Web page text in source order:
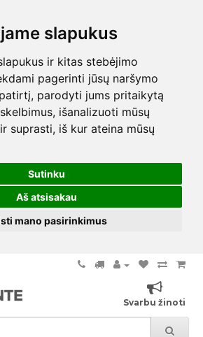
slapukus
ir kitas stebėjimo
pagerinti jūsų naršymo
parodyti jums pritaikytą
išanalizuoti mūsų
suprasti, iš kur ateina mūsų
Sutinku
Aš atsisakau
mano pasirinkimus
Svarbu žinoti